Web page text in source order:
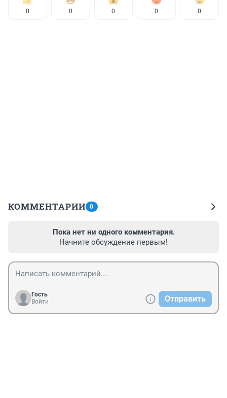
0 0 0 0 0
КОММЕНТАРИИ 0
Пока нет ни одного комментария.
Начните обсуждение первым!
Гость
Войти
Отправить